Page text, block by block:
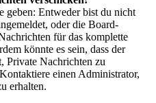
geben: Entweder bist du nicht
oder die Board-
für das komplette
könnte es sein, dass der
Private Nachrichten zu
einen Administrator,
erhalten.